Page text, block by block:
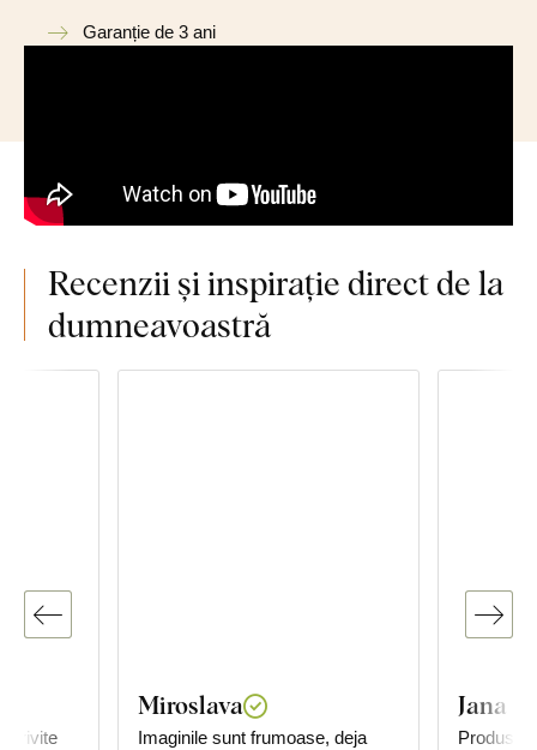
Garanție de 3 ani
Recenzii și inspirație direct de la
dumneavoastră
Miroslava
Imaginile sunt frumoase, deja
Jana P.
Produs